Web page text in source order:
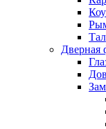
Дверная